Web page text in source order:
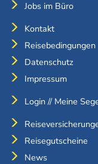
Jobs im Büro
Kontakt
Reisebedingungen
Datenschutz
Impressum
Login // Meine
Reisegutscheine
News